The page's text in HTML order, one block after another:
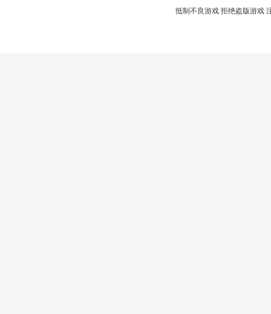
抵制不良游戏 拒绝盗版游戏